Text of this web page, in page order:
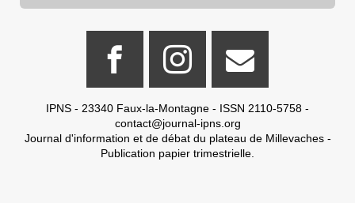
IPNS - 23340 Faux-la-Montagne - ISSN 2110-5758 -
contact@journal-ipns.org
Journal d'information et de débat du plateau de Millevaches -
Publication papier trimestrielle.